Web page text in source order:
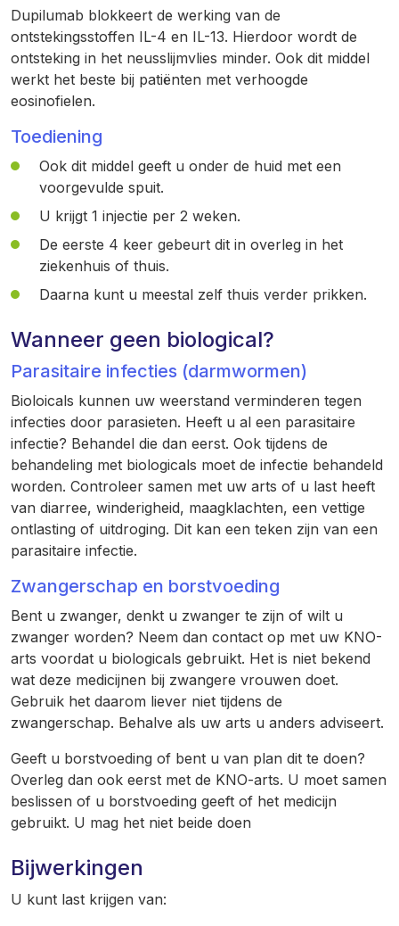
Dupilumab blokkeert de werking van de
ontstekingsstoffen IL-4 en IL-13. Hierdoor wordt de
ontsteking in het neusslijmvlies minder. Ook dit middel
werkt het beste bij patiënten met verhoogde
eosinofielen.
Toediening
Ook dit middel geeft u onder de huid met een
voorgevulde spuit.
U krijgt 1 injectie per 2 weken.
De eerste 4 keer gebeurt dit in overleg in het
ziekenhuis of thuis.
Daarna kunt u meestal zelf thuis verder prikken.
Wanneer geen biological?
Parasitaire infecties (darmwormen)
Bioloicals kunnen uw weerstand verminderen tegen
infecties door parasieten. Heeft u al een parasitaire
infectie? Behandel die dan eerst. Ook tijdens de
behandeling met biologicals moet de infectie behandeld
worden. Controleer samen met uw arts of u last heeft
van diarree, winderigheid, maagklachten, een vettige
ontlasting of uitdroging. Dit kan een teken zijn van een
parasitaire infectie.
Zwangerschap en borstvoeding
Bent u zwanger, denkt u zwanger te zijn of wilt u
zwanger worden? Neem dan contact op met uw KNO-
arts voordat u biologicals gebruikt. Het is niet bekend
wat deze medicijnen bij zwangere vrouwen doet.
Gebruik het daarom liever niet tijdens de
zwangerschap. Behalve als uw arts u anders adviseert.
Geeft u borstvoeding of bent u van plan dit te doen?
Overleg dan ook eerst met de KNO-arts. U moet samen
beslissen of u borstvoeding geeft of het medicijn
gebruikt. U mag het niet beide doen
Bijwerkingen
U kunt last krijgen van: